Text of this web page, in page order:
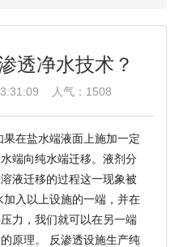
透净水技术？
人气： 1508
果在盐水端液面上施加一定
端向纯水端迁移。液剂分
液迁移的过程这一现象被
加入以上设施的一端，并在
力，我们就可以在另一端
原理。
反渗透设施生产纯